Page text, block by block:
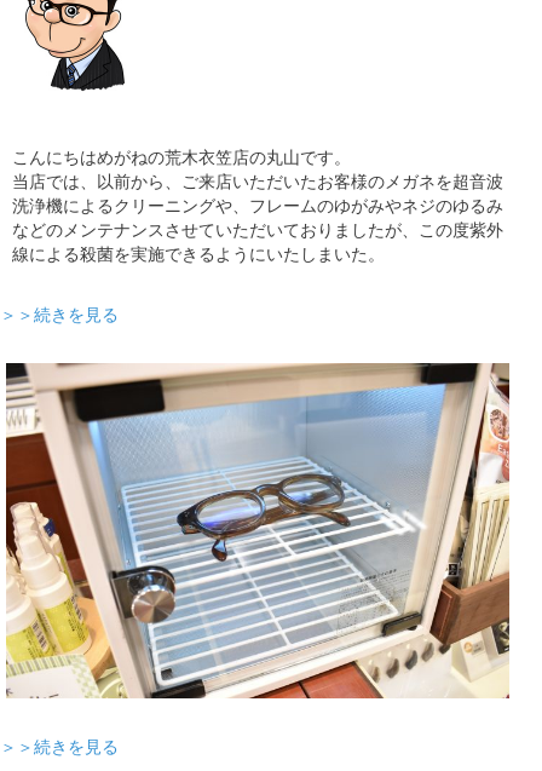
こんにちはめがねの荒木衣笠店の丸山です。
当店では、以前から、ご来店いただいたお客様のメガネを超音波
洗浄機によるクリーニングや、フレームのゆがみやネジのゆるみ
などのメンテナンスさせていただいておりましたが、この度紫外
線による殺菌を実施できるようにいたしまいた。
＞＞続きを見る
＞＞続きを見る